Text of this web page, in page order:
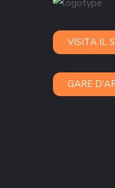
VISITA IL
GARE